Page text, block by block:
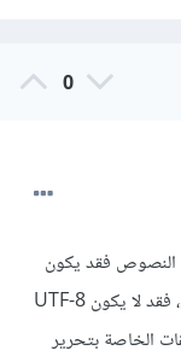
0
فقد يكون
ذلك بسبب الترميز المحدد بشكل افتراضي للتطبيق، فقد لا يكون UTF-8
الخاصة بتحرير